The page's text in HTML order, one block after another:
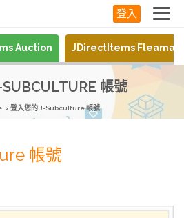
登入
Auction JDirectItems
帳號
登入您的 J-Subculture 帳號
帳號